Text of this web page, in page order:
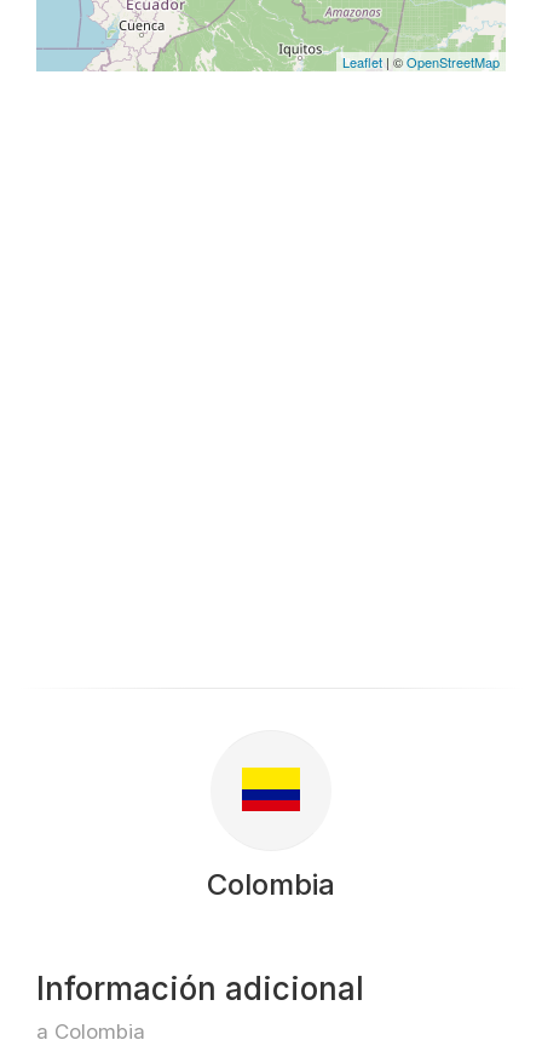
Leaflet | ©OpenStreetMap
Colombia
Información adicional
a Colombia